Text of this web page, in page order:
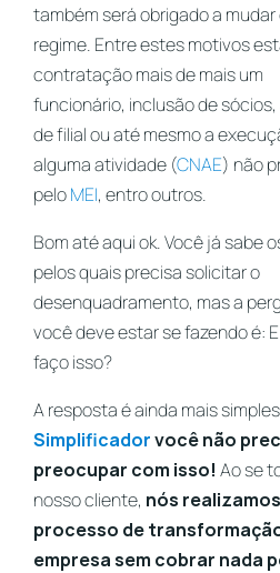
também será obrigado a mudar
regime. Entre estes motivos
contratação mais de mais um
funcionário, inclusão de
de filial ou até mesmo a
alguma atividade (CNAE) não
peloMEI, entro outros.
Bom até aqui ok. Você já sabe
pelos quais precisa solicitar o
desenquadramento, mas a
você deve estar se fazendo é:
faço isso?
A resposta é ainda mais
Simplificadorvocê não
preocupar com isso! Ao se
nosso cliente, nós
processo de
empresa sem cobrar nada